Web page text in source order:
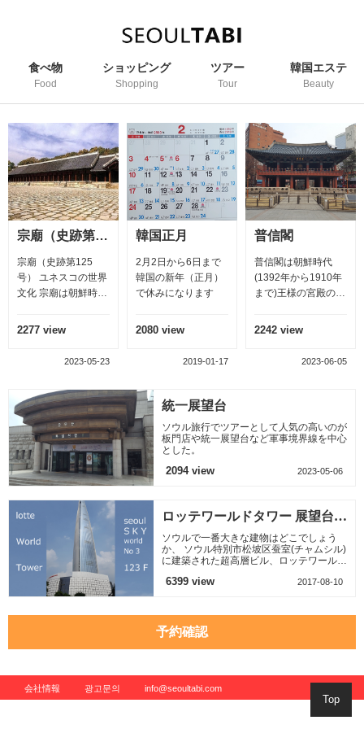
食べ物
Food
ショッピング
Shopping
ツアー
Tour
韓国エステ
Beauty
Top
宗廟（史跡第125号） ユネスコの世界文化
宗廟（史跡第125
号） ユネスコの世界
文化 宗廟は朝鮮時代
たは追尊された王と
永寧殿と典祀
2277 view
2023-05-23
韓国正月
2月2日から6日まで
韓国の新年（正月）
で休みになります
2080 view
2019-01-17
普信閣
普信閣は朝鮮時代
(1392年から1910年
まで)王様の宮殿の門
り、 時間と緊急事態
2242 view
2023-06-05
統一展望台
ソウル旅行でツアーとして人気の高いのが
板門店や統一展望台など軍事境界線を中心
とした。
2094 view 2023-05-06
ロッテワールドタワー 展望台
（ソウルスカイ）
ソウルで一番大きな建物はどこでしょう
か、 ソウル特別市松坡区蚕室(チャムシル)
に建築された超高層ビル、ロッテワールド
きな建物です 地上123
6399 view 2017-08-10
予約確認
会社情報 광고문의 info@seoultabi.com